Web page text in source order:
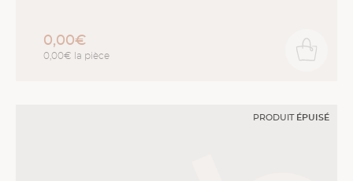
0,00€
0,00€ la pièce
PRODUIT ÉPUISÉ